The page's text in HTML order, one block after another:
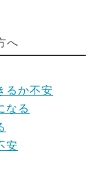
へ
るか不安
なる
安